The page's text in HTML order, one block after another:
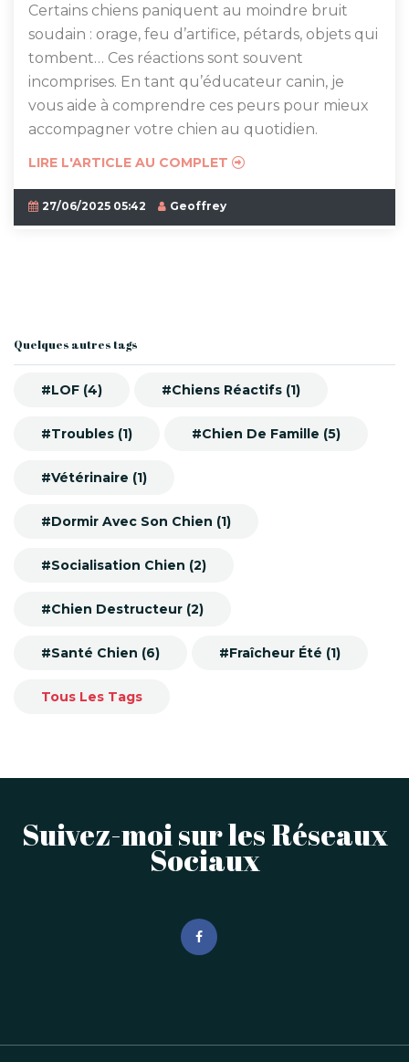
Certains chiens paniquent au moindre bruit
soudain : orage, feu d’artifice, pétards, objets qui
tombent… Ces réactions sont souvent
incomprises. En tant qu’éducateur canin, je
vous aide à comprendre ces peurs pour mieux
accompagner votre chien au quotidien.
LIRE L'ARTICLE AU COMPLET
27/06/2025 05:42 Geoffrey
Quelques autres tags
#LOF (4) #Chiens Réactifs (1)
#Troubles (1) #Chien De Famille (5)
#Vétérinaire (1)
#Dormir Avec Son Chien (1)
#Socialisation Chien (2)
#Chien Destructeur (2)
#Santé Chien (6) #Fraîcheur Été (1)
Tous Les Tags
Suivez-moi sur les Réseaux
Sociaux